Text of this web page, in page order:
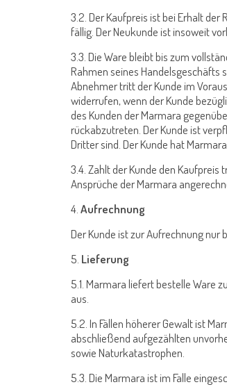
3.2. Der Kaufpreis ist bei Erhalt
fällig. Der Neukunde ist insoweit
3.3. Die Ware bleibt bis zum
Rahmen seines Handelsgeschäfts
Abnehmer tritt der Kunde im
widerrufen, wenn der Kunde
des Kunden der Marmara
rückabzutreten. Der Kunde ist
Dritter sind. Der Kunde hat
3.4. Zahlt der Kunde den
Ansprüche der Marmara
4. Aufrechnung
Der Kunde ist zur Aufrechnung
5. Lieferung
5.1. Marmara liefert bestelle Ware
aus.
5.2. In Fällen höherer Gewalt ist
abschließend aufgezählten
sowie Naturkatastrophen.
5.3. Die Marmara ist im Falle